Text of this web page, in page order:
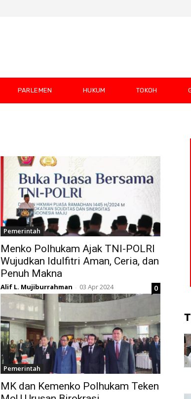
PARLEMEN HUKUM TOKOH
Pemerintah
Menko Polhukam Ajak TNI-POLRI
Wujudkan Idulfitri Aman, Ceria, dan
Penuh Makna
Alif L. Mujiburrahman - 03 Apr 2024 0
Pemerintah
MK dan Kemenko Polhukam Teken